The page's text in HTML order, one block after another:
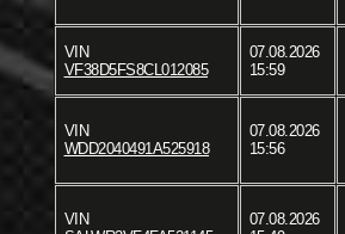
VIN
VF38D5FS8CL012085
07.08.2026
15:59
VIN
WDD2040491A525918
07.08.2026
15:56
VIN
07.08.2026